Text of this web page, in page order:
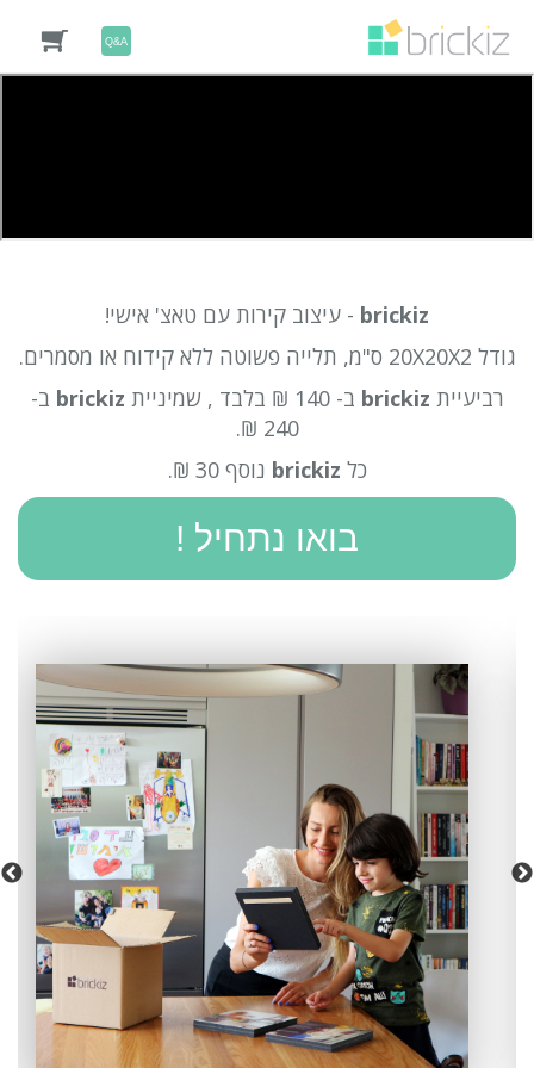
Q&A
brickiz - עיצוב קירות עם טאצ' אישי!
גודל 20X20X2 ס"מ, תלייה פשוטה ללא קידוח או מסמרים.
רביעיית brickiz ב- 140 ₪ בלבד , שמיניית brickiz ב-
240 ₪.
כל brickiz נוסף 30 ₪.
בואו נתחיל !